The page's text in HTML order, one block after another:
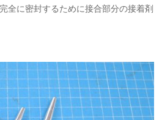
全に密封するために接合部分の接着剤